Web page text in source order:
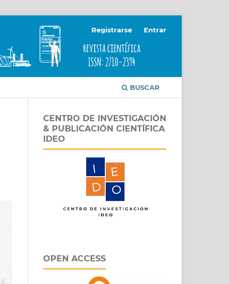
BUSCAR
Registrarse Entrar
CENTRO DE INVESTIGACIÓN
& PUBLICACIÓN CIENTÍFICA
IDEO
OPEN ACCESS